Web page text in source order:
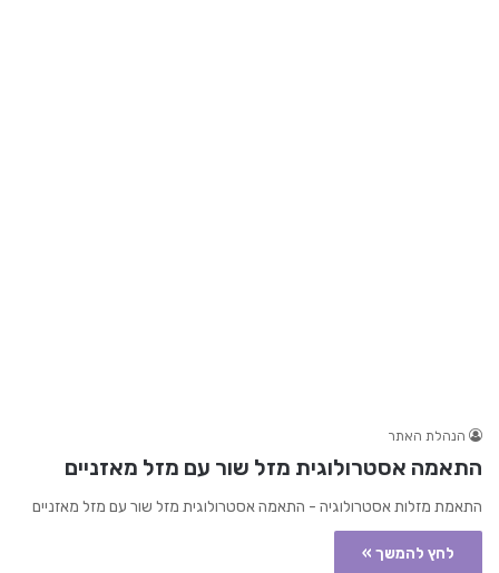
הנהלת האתר
התאמה אסטרולוגית מזל שור עם מזל מאזניים
התאמת מזלות אסטרולוגיה - התאמה אסטרולוגית מזל שור עם מזל מאזניים
לחץ להמשך »